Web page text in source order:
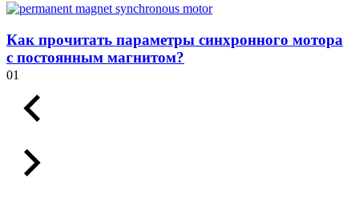
Как прочитать параметры синхронного мотора
с постоянным магнитом?
01